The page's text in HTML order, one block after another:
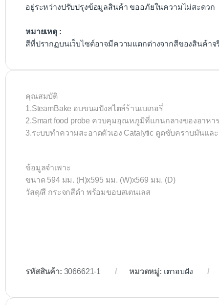
k
อยู่ระหว่างปรับปรุงข้อมูลสินค้า ขออภัยในความไม่สะดวก
หมายเหตุ :
สีที่ปรากฏบนเว็บไซต์อาจมีความแตกต่างจากสีของสินค้า
คุณสมบัติ
1.SteamBake อบขนมปังสไตล์ร้านเบเกอรี่
2.Smart food probe ควบคุมอุณหภูมิที่แกนกลางของอาหา
3.ระบบทำความสะอาดตัวเอง Catalytic ดูดซับคราบมันแล
ข้อมูลจำเพาะ
ขนาด 594 มม. (H)x595 มม. (W)x569 มม. (D)
วัสดุ/สี กระจกสีดำ พร้อมขอบสเตนเลส
รหัสสินค้า: 3066621-1 หมวดหมู่: เตาอบฝัง